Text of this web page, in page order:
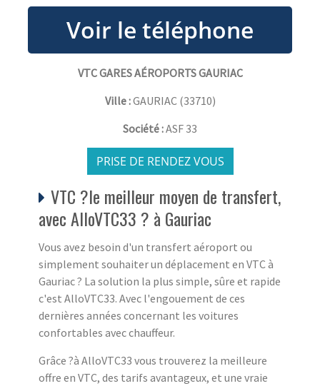
VTC GARES AÉROPORTS GAURIAC
Ville :GAURIAC(33710)
Société :ASF 33
PRISE DE RENDEZ VOUS
VTC ?le meilleur moyen de transfert,
avec AlloVTC33 ? à Gauriac
Vous avez besoin d'un transfert aéroport ou
simplement souhaiter un déplacement en VTC à
Gauriac ? La solution la plus simple, sûre et rapide
c'est AlloVTC33. Avec l'engouement de ces
dernières années concernant les voitures
confortables avec chauffeur.
Grâce ?à AlloVTC33 vous trouverez la meilleure
offre en VTC, des tarifs avantageux, et une vraie